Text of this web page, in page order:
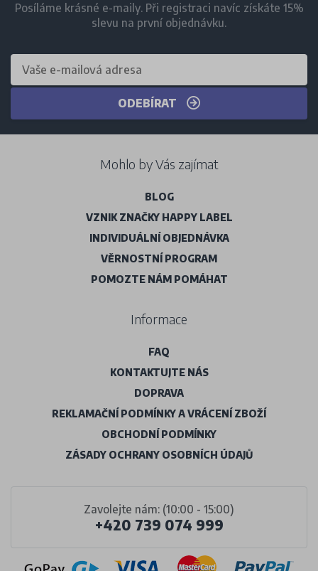
Posíláme krásné e-maily. Při registraci navíc získáte 15%
slevu na první objednávku.
ODEBÍRAT
Zavolejte nám: (10:00 - 15:00)
+420 739 074 999
Mohlo by Vás zajímat
BLOG
VZNIK ZNAČKY HAPPY LABEL
INDIVIDUÁLNÍ OBJEDNÁVKA
VĚRNOSTNÍ PROGRAM
POMOZTE NÁM POMÁHAT
Informace
FAQ
KONTAKTUJTE NÁS
DOPRAVA
REKLAMAČNÍ PODMÍNKY A VRÁCENÍ ZBOŽÍ
OBCHODNÍ PODMÍNKY
ZÁSADY OCHRANY OSOBNÍCH ÚDAJŮ